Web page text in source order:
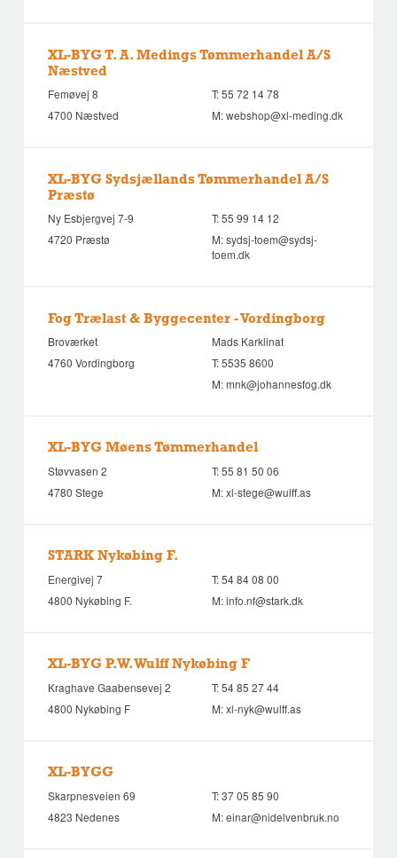
XL-BYG T. A. Medings Tømmerhandel A/S
Næstved
Femøvej 8
4700 Næstved
T:55 72 14 78
M:webshop@xl-meding.dk
XL-BYG Sydsjællands Tømmerhandel A/S
Præstø
Ny Esbjergvej 7-9
4720 Præstø
T:55 99 14 12
M:sydsj-toem@sydsj-
toem.dk
Fog Trælast & Byggecenter - Vordingborg
Broværket
4760 Vordingborg
Mads Karklinat
T:5535 8600
M:mnk@johannesfog.dk
XL-BYG Møens Tømmerhandel
Støvvasen 2
4780 Stege
T:55 81 50 06
M:xl-stege@wulff.as
STARK Nykøbing F.
Energivej 7
4800 Nykøbing F.
T:54 84 08 00
M:info.nf@stark.dk
XL-BYG P.W. Wulff Nykøbing F
Kraghave Gaabensevej 2
4800 Nykøbing F
T:54 85 27 44
M:xl-nyk@wulff.as
XL-BYGG
Skarpnesveien 69
4823 Nedenes
T:37 05 85 90
M:einar@nidelvenbruk.no